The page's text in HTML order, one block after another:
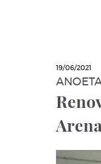
19/06/2021